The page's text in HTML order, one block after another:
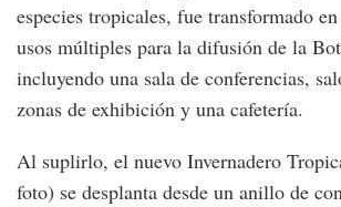
especies tropicales, fue transformado
usos múltiples para la difusión de la
incluyendo una sala de conferencias,
zonas de exhibición y una cafetería.
Al suplirlo, el nuevo Invernadero
foto) se desplanta desde un anillo de